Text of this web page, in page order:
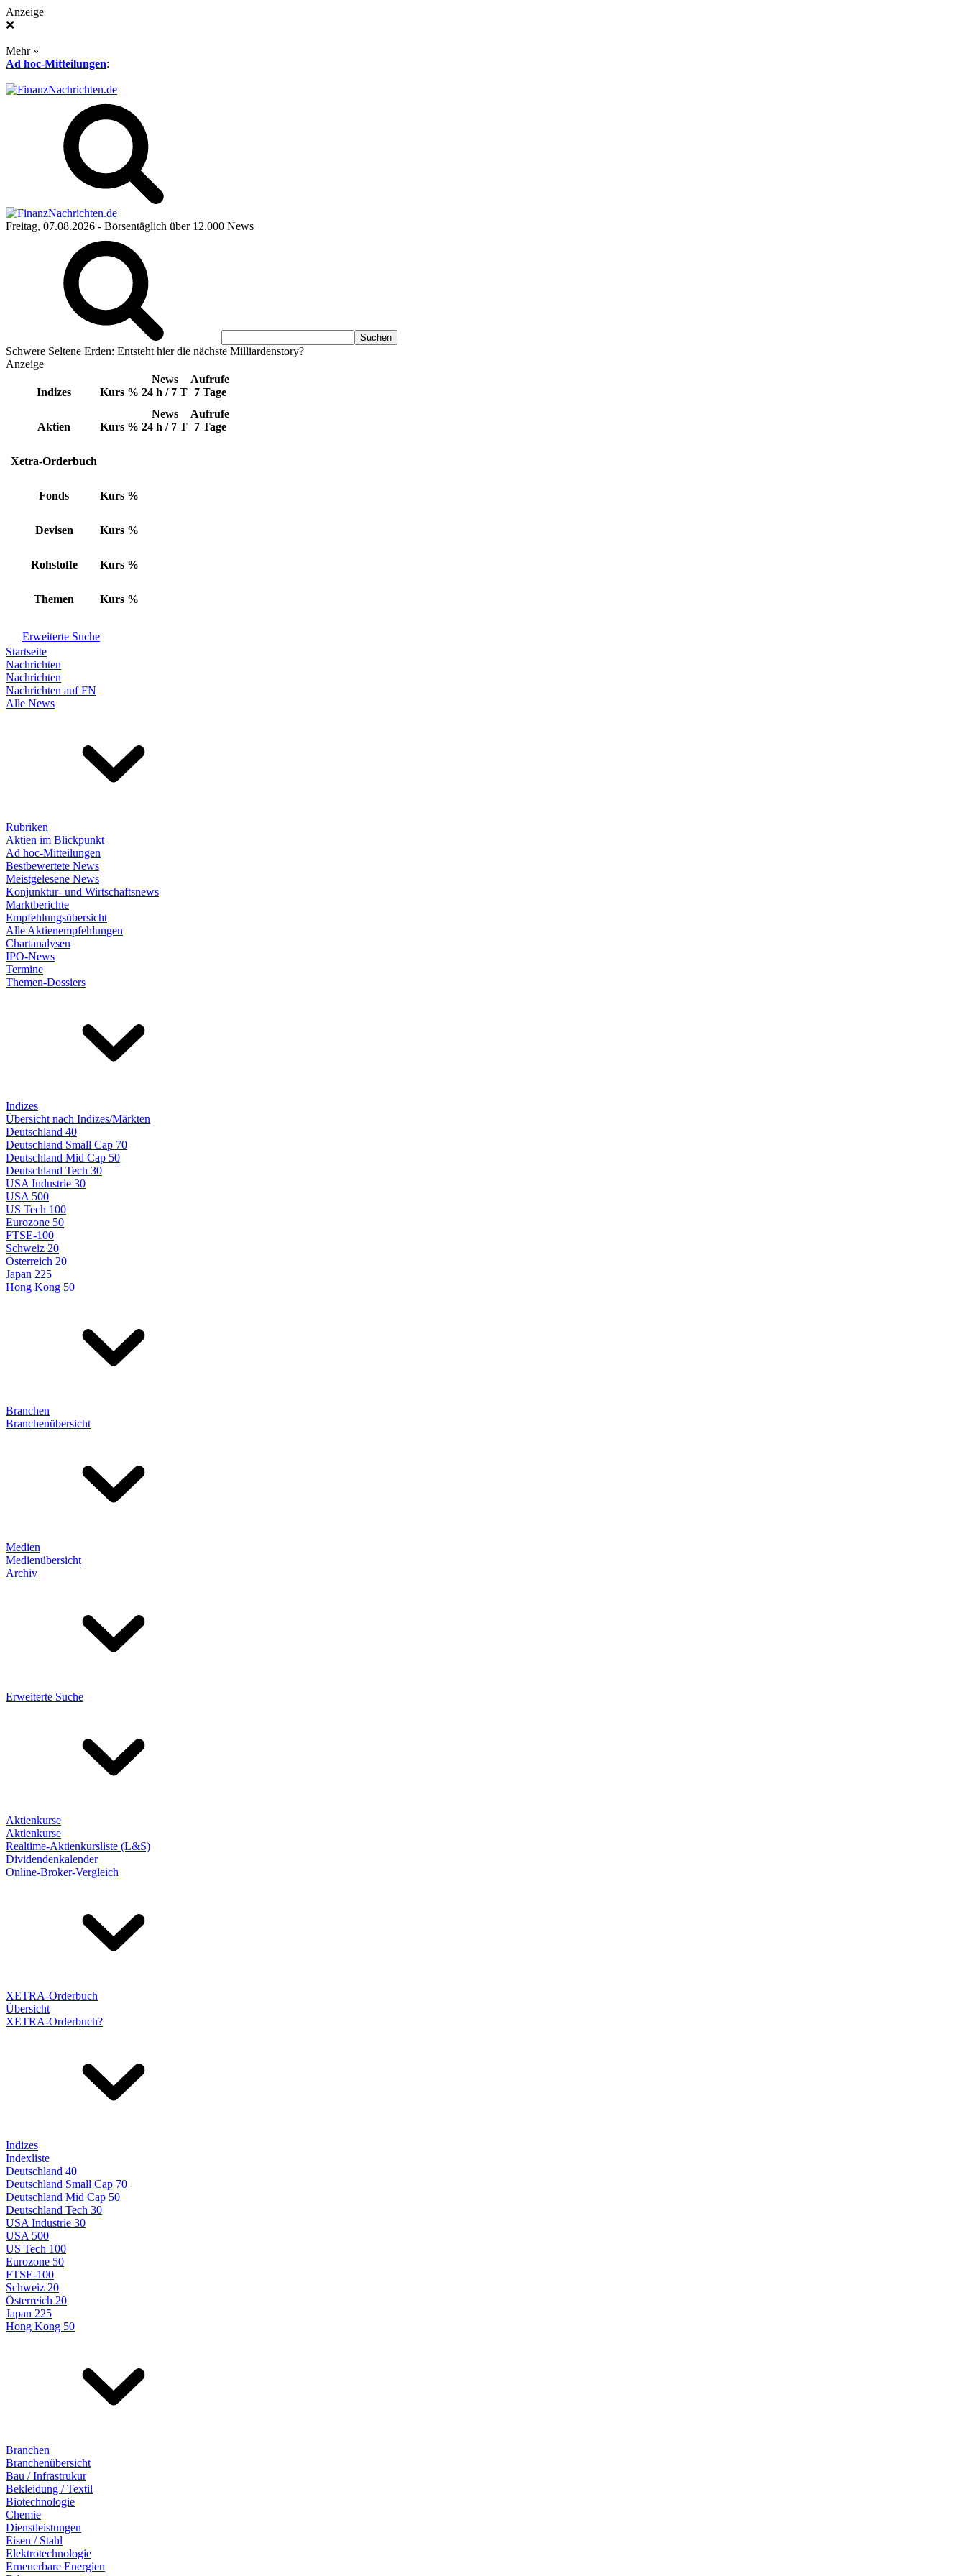
Anzeige
❌
Mehr »
Ad hoc-Mitteilungen:
Freitag, 07.08.2026 - Börsentäglich über 12.000 News
Schwere Seltene Erden: Entsteht hier die nächste Milliardenstory?
Anzeige
Indizes Kurs %
News
24 h / 7 T
Aufrufe
7 Tage
Aktien Kurs %
News
24 h / 7 T
Aufrufe
7 Tage
Xetra-Orderbuch
Fonds Kurs %
Devisen Kurs %
Rohstoffe Kurs %
Themen Kurs %
Erweiterte Suche
Startseite
Nachrichten
Nachrichten
Nachrichten auf FN
Alle News
Rubriken
Aktien im Blickpunkt
Ad hoc-Mitteilungen
Bestbewertete News
Meistgelesene News
Konjunktur- und Wirtschaftsnews
Marktberichte
Empfehlungsübersicht
Alle Aktienempfehlungen
Chartanalysen
IPO-News
Termine
Themen-Dossiers
Indizes
Übersicht nach Indizes/Märkten
Deutschland 40
Deutschland Small Cap 70
Deutschland Mid Cap 50
Deutschland Tech 30
USA Industrie 30
USA 500
US Tech 100
Eurozone 50
FTSE-100
Schweiz 20
Österreich 20
Japan 225
Hong Kong 50
Branchen
Branchenübersicht
Medien
Medienübersicht
Archiv
Erweiterte Suche
Aktienkurse
Aktienkurse
Realtime-Aktienkursliste (L&S)
Dividendenkalender
Online-Broker-Vergleich
XETRA-Orderbuch
Übersicht
XETRA-Orderbuch?
Indizes
Indexliste
Deutschland 40
Deutschland Small Cap 70
Deutschland Mid Cap 50
Deutschland Tech 30
USA Industrie 30
USA 500
US Tech 100
Eurozone 50
FTSE-100
Schweiz 20
Österreich 20
Japan 225
Hong Kong 50
Branchen
Branchenübersicht
Bau / Infrastrukur
Bekleidung / Textil
Biotechnologie
Chemie
Dienstleistungen
Eisen / Stahl
Elektrotechnologie
Erneuerbare Energien